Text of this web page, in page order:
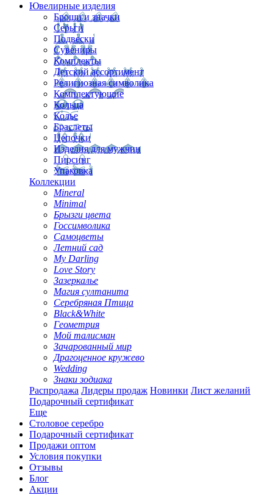
Ювелирные изделия
Броши и значки
Серьги
Подвески
Сувениры
Комплекты
Детский ассортимент
Религиозная символика
Комплектующие
Кольца
Колье
Браслеты
Цепочки
Изделия для мужчин
Пирсинг
Упаковка
Коллекции
Mineral
Minimal
Брызги цвета
Госсимволика
Самоцветы
Летний сад
My Darling
Love Story
Зазеркалье
Магия султанита
Серебряная Птица
Black&White
Геометрия
Мой талисман
Зачарованный мир
Драгоценное кружево
Wedding
Знаки зодиака
Распродажа Лидеры продаж Новинки Лист желаний
Подарочный сертификат
Еще
Столовое серебро
Подарочный сертификат
Продажи оптом
Условия покупки
Отзывы
Блог
Акции